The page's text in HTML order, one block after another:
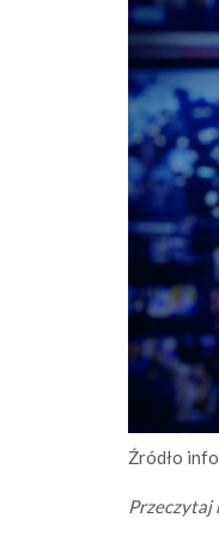
Źródło
Przeczytaj